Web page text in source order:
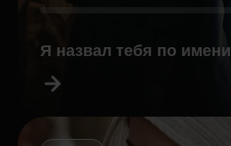
Я назвал тебя по имени